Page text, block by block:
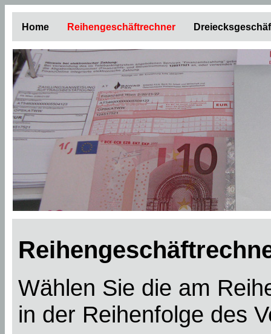
Home Reihengeschäftrechner
Wählen Sie die am
in der Reihenfolge des